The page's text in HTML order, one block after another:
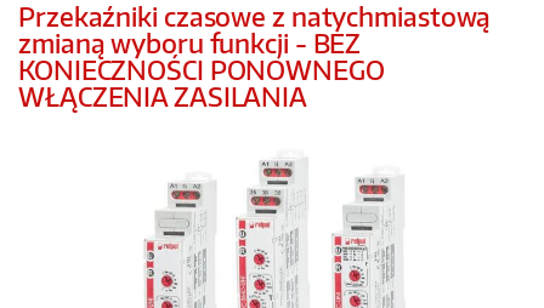
Przekaźniki czasowe z natychmiastową
zmianą wyboru funkcji - BEZ
KONIECZNOŚCI PONOWNEGO
WŁĄCZENIA ZASILANIA